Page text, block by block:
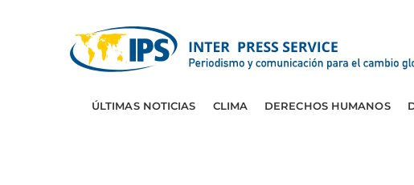
ÚLTIMAS NOTICIAS CLIMA DERECHOS HUMANOS